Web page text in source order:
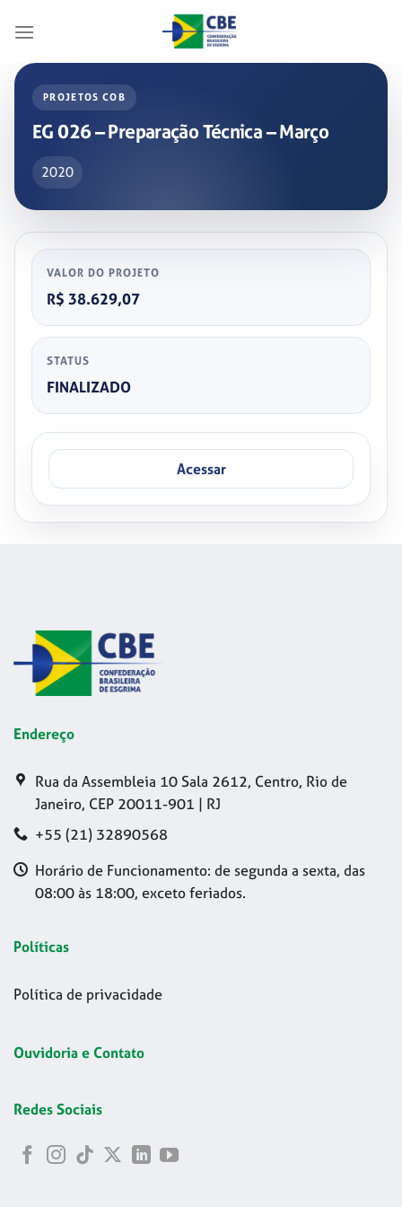
PROJETOS COB
EG 026 – Preparação Técnica – Março
2020
VALOR DO PROJETO
R$ 38.629,07
STATUS
FINALIZADO
Acessar
Endereço
Rua da Assembleia 10 Sala 2612, Centro, Rio de
Janeiro, CEP 20011-901 | RJ
+55 (21) 32890568
Horário de Funcionamento: de segunda a sexta, das
08:00 às 18:00, exceto feriados.
Políticas
Política de privacidade
Ouvidoria e Contato
Redes Sociais